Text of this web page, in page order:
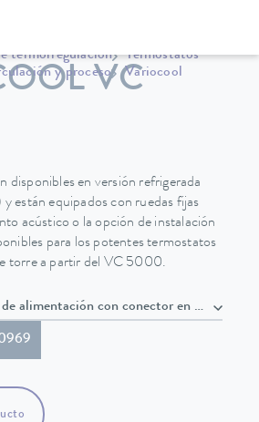
termorregulación
Termostatos
y proceso
Variocool
VC
disponibles en versión refrigerada
están equipados con ruedas fijas
acústico o la opción de instalación
para los potentes termostatos
torre a partir del VC 5000.
Hz , Cable de alimentación con conector en ángulo